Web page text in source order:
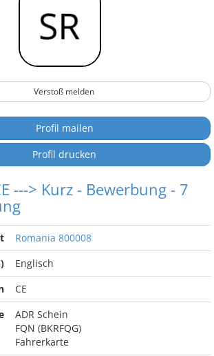
Verstoß melden
Profil mailen
Profil drucken
---> Kurz - Bewerbung - 7
Romania 800008
Englisch
CE
ADR Schein
FQN (BKRFQG)
Fahrerkarte